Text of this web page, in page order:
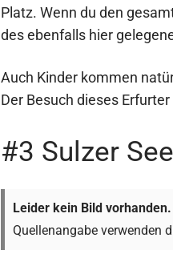
Platz. Wenn du den
des ebenfalls hier
Auch Kinder kommen
Der Besuch dieses
#3 Sulzer See
Leider kein Bild vorhanden.
Quellenangabe verwenden